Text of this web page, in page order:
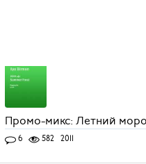
Промо-микс: Летний
6 582 2011